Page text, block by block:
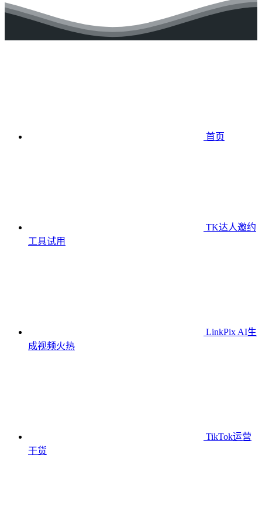
首页
TK达人邀约
工具试用
LinkPix AI生
成视频火热
TikTok运营
干货